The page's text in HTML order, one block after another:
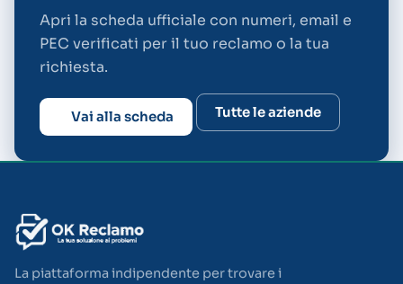
Apri la scheda ufficiale con numeri, email e
PEC verificati per il tuo reclamo o la tua
richiesta.
Vai alla scheda Tutte le aziende
La piattaforma indipendente per trovare i